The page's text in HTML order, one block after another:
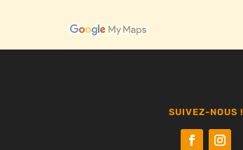
SUIVEZ-NOUS !